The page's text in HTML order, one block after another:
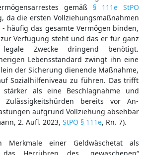
gemäß § 111e StPO
da die ersten Vollziehungsmaßnahmen
häufig das gesamte Vermögen binden,
Verfügung steht und das er für ganz
Zwecke dringend benötigt.
Lebensstandard zwingt ihn eine
der Sicherung dienende Maßnahme,
Sozialhilfeniveau zu führen. Das trifft
als eine Beschlagnahme und
bereits vor An-
aufgrund Vollziehung absehbar
2. Aufl. 2023, StPO § 111e, Rn. 7).
Merkmale einer Geldwäschetat als
Herrühren des „gewaschenen“